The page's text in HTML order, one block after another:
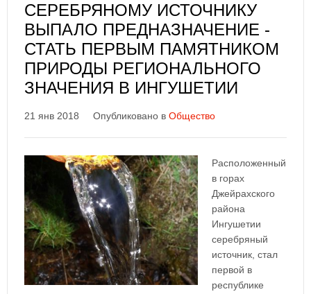
СЕРЕБРЯНОМУ ИСТОЧНИКУ
ВЫПАЛО ПРЕДНАЗНАЧЕНИЕ -
СТАТЬ ПЕРВЫМ ПАМЯТНИКОМ
ПРИРОДЫ РЕГИОНАЛЬНОГО
ЗНАЧЕНИЯ В ИНГУШЕТИИ
21 янв 2018 Опубликовано в Общество
Расположенный
в горах
Джейрахского
района
Ингушетии
серебряный
источник, стал
первой в
республике